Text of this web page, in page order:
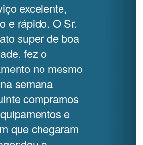
excelente,
e rápido. O Sr.
super de boa
fez o
no mesmo
semana
compramos
e
que chegaram